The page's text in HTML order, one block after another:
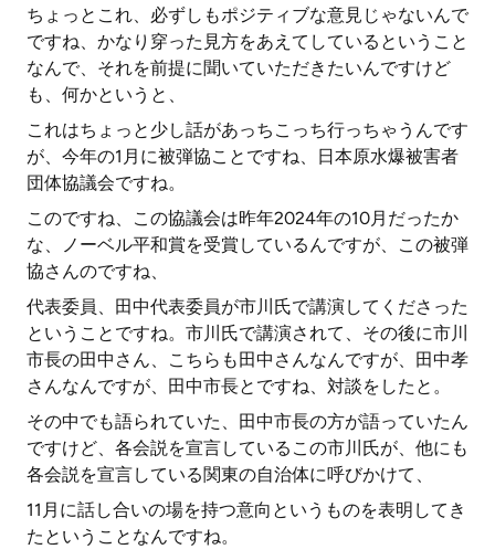
ちょっとこれ、必ずしもポジティブな意見じゃないんで
ですね、かなり穿った見方をあえてしているということ
なんで、それを前提に聞いていただきたいんですけど
も、何かというと、
これはちょっと少し話があっちこっち行っちゃうんです
が、今年の1月に被弾協ことですね、日本原水爆被害者
団体協議会ですね。
このですね、この協議会は昨年2024年の10月だったか
な、ノーベル平和賞を受賞しているんですが、この被弾
協さんのですね、
代表委員、田中代表委員が市川氏で講演してくださった
ということですね。市川氏で講演されて、その後に市川
市長の田中さん、こちらも田中さんなんですが、田中孝
さんなんですが、田中市長とですね、対談をしたと。
その中でも語られていた、田中市長の方が語っていたん
ですけど、各会説を宣言しているこの市川氏が、他にも
各会説を宣言している関東の自治体に呼びかけて、
11月に話し合いの場を持つ意向というものを表明してき
たということなんですね。